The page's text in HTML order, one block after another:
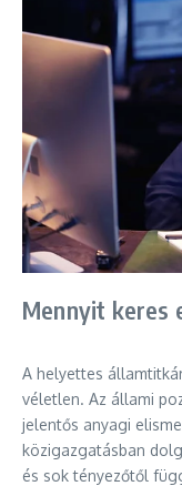
Mennyit keres
A helyettes
véletlen. Az állami
jelentős anyagi
közigazgatásban
és sok tényezőtől